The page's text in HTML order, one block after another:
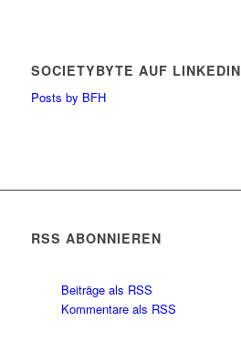
SOCIETYBYTE AUF LINKEDIN
Posts by BFH
RSS ABONNIEREN
Beiträge als RSS
Kommentare als RSS